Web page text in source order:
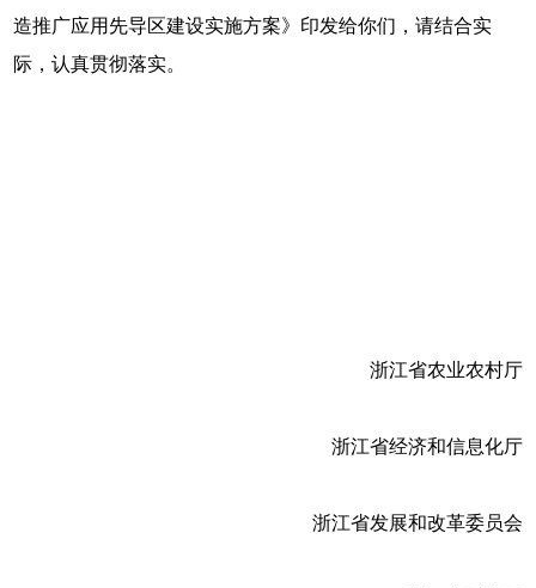
造推广应用先导区建设实施方案》印发给你们，请结合实
际，认真贯彻落实。
浙江省农业农村厅
浙江省经济和信息化厅
浙江省发展和改革委员会